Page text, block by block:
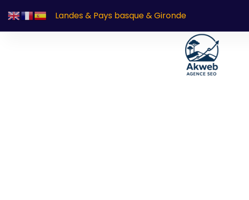
Landes & Pays basque & Gironde